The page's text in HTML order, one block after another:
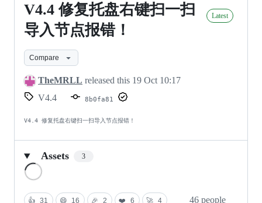
V4.4
修
托
盘
右
键
扫
一
扫
导
V4.4 修复托盘右键扫一扫
导入节点报错！
Latest
Compare
TheMRLL released this 19 Oct 10:17
V4.4
8b0fa81
V4.4 修复托盘右键扫一扫导入节点报错！
Assets 3
👍 31 😄 16 🎉 2 ❤️ 6 🚀 4
46 people